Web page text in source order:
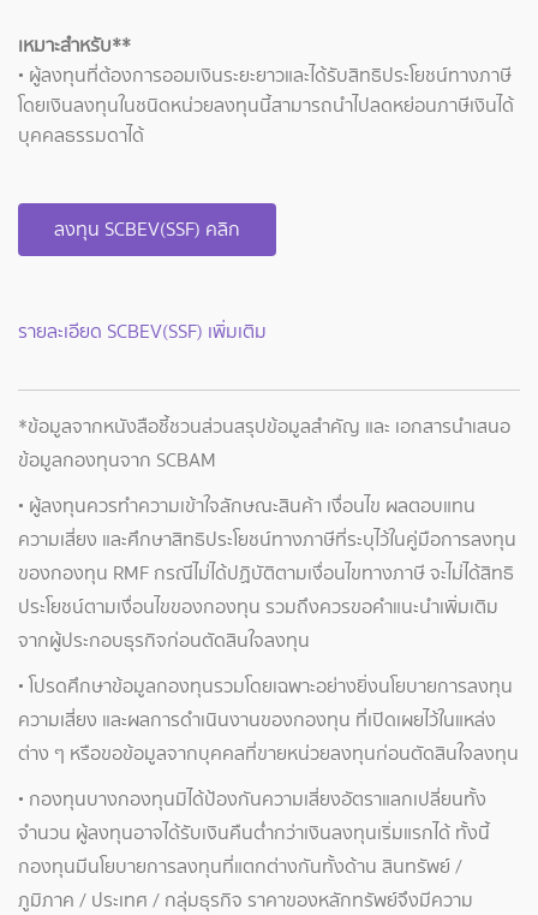
เหมาะสำหรับ**
• ผู้ลงทุนที่ต้องการออมเงินระยะยาวและได้รับสิทธิประโยชน์ทางภาษี
โดยเงินลงทุนในชนิดหน่วยลงทุนนี้สามารถนำไปลดหย่อนภาษีเงินได้
บุคคลธรรมดาได้
ลงทุน SCBEV(SSF) คลิก
รายละเอียด SCBEV(SSF) เพิ่มเติม
*ข้อมูลจากหนังสือชี้ชวนส่วนสรุปข้อมูลสำคัญ และ เอกสารนำเสนอ
ข้อมูลกองทุนจาก SCBAM
• ผู้ลงทุนควรทำความเข้าใจลักษณะสินค้า เงื่อนไข ผลตอบแทน
ความเสี่ยง และศึกษาสิทธิประโยชน์ทางภาษีที่ระบุไว้ในคู่มือการลงทุน
ของกองทุน RMF กรณีไม่ได้ปฏิบัติตามเงื่อนไขทางภาษี จะไม่ได้สิทธิ
ประโยชน์ตามเงื่อนไขของกองทุน รวมถึงควรขอคำแนะนำเพิ่มเติม
จากผู้ประกอบธุรกิจก่อนตัดสินใจลงทุน
• โปรดศึกษาข้อมูลกองทุนรวมโดยเฉพาะอย่างยิ่งนโยบายการลงทุน
ความเสี่ยง และผลการดำเนินงานของกองทุน ที่เปิดเผยไว้ในแหล่ง
ต่าง ๆ หรือขอข้อมูลจากบุคคลที่ขายหน่วยลงทุนก่อนตัดสินใจลงทุน
• กองทุนบางกองทุนมิได้ป้องกันความเสี่ยงอัตราแลกเปลี่ยนทั้ง
จำนวน ผู้ลงทุนอาจได้รับเงินคืนต่ำกว่าเงินลงทุนเริ่มแรกได้ ทั้งนี้
กองทุนมีนโยบายการลงทุนที่แตกต่างกันทั้งด้าน สินทรัพย์ /
ภูมิภาค / ประเทศ / กลุ่มธุรกิจ ราคาของหลักทรัพย์จึงมีความ